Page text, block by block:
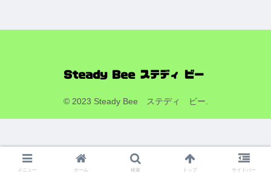
© 2023 Steady Bee ステディ ビー.
メニュー ホーム 検索 トップ サイドバー